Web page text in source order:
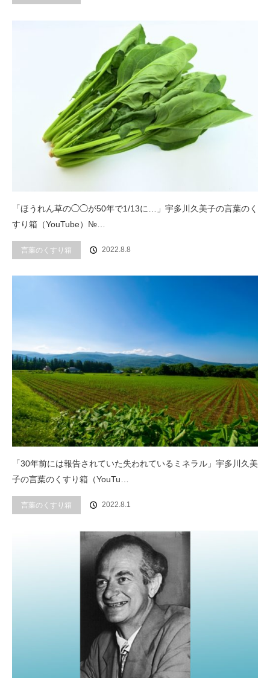
「ほうれん草の◯◯が50年で1/13に…」宇多川久美子の言葉のく
すり箱（YouTube）№…
言葉のくすり箱 2022.8.8
「30年前には報告されていた失われているミネラル」宇多川久美
子の言葉のくすり箱（YouTu…
言葉のくすり箱 2022.8.1